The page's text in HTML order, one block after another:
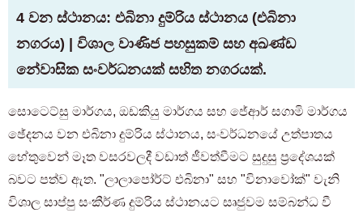
4 වන ස්ථානය: එබිනා දුම්රිය ස්ථානය (එබිනා
නගරය) | විශාල වාණිජ පහසුකම් සහ අඛණ්ඩ
නේවාසික සංවර්ධනයක් සහිත නගරයක්.
සොටෙට්සු මාර්ගය, ඔඩකියු මාර්ගය සහ ජේආර් සගාමි මාර්ගය
ඡේදනය වන එබිනා දුම්රිය ස්ථානය, සංවර්ධනයේ උත්පාතය
හේතුවෙන් මෑත වසරවලදී වඩාත් ජීවත්වීමට සුදුසු ප්‍රදේශයක්
බවට පත්ව ඇත. "ලාලාපෝර්ට් එබිනා" සහ "විනාවෝක්" වැනි
විශාල සාප්පු සංකීර්ණ දුම්රිය ස්ථානයට සෘජුවම සම්බන්ධ වී